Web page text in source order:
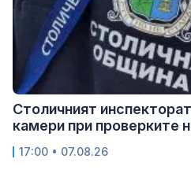
Столичният
камери при проверките
17:00 • 07.08.26